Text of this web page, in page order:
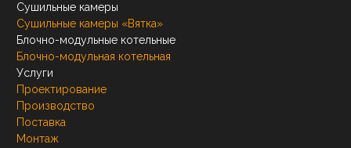
Сушильные камеры
Сушильные камеры «Вятка»
Блочно-модульные котельные
Блочно-модульная котельная
Услуги
Проектирование
Производство
Поставка
Монтаж